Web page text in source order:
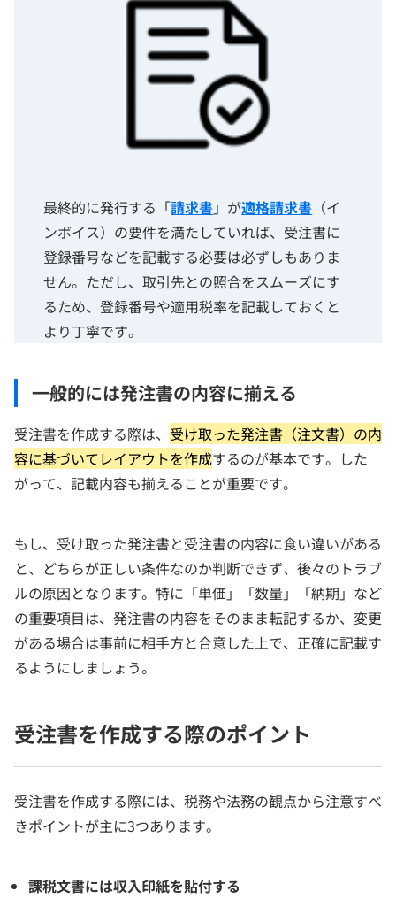
最終的に発行する「請求書」が適格請求書 （イ
ンボイス）の要件を満たしていれば、受注書に
登録番号などを記載する必要は必ずしもありま
せん。ただし、取引先との照合をスムーズにす
るため、登録番号や適用税率を記載しておくと
より丁寧です。
一般的には発注書の内容に揃える
受注書を作成する際は、 受け取った発注書（注文書）の内
容に基づいてレイアウトを作成するのが基本です。した
がって、記載内容も揃えることが重要です。
もし、受け取った発注書と受注書の内容に食い違いがある
と、どちらが正しい条件なのか判断できず、後々のトラブ
ルの原因となります。特に「単価」「数量」「納期」など
の重要項目は、発注書の内容をそのまま転記するか、変更
がある場合は事前に相手方と合意した上で、正確に記載す
るようにしましょう。
受注書を作成する際のポイント
受注書を作成する際には、税務や法務の観点から注意すべ
きポイントが主に3つあります。
課税文書には収入印紙を貼付する